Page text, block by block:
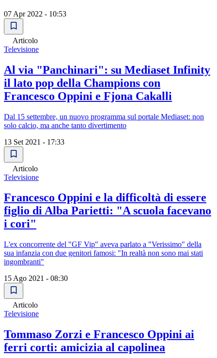
07 Apr 2022 - 10:53
Articolo
Televisione
Al via "Panchinari": su Mediaset Infinity
il lato pop della Champions con
Francesco Oppini e Fjona Cakalli
Dal 15 settembre, un nuovo programma sul portale Mediaset: non
solo calcio, ma anche tanto divertimento
13 Set 2021 - 17:33
Articolo
Televisione
Francesco Oppini e la difficoltà di essere
figlio di Alba Parietti: "A scuola facevano
i cori"
L'ex concorrente del "GF Vip" aveva parlato a "Verissimo" della
sua infanzia con due genitori famosi: "In realtà non sono mai stati
ingombranti"
15 Ago 2021 - 08:30
Articolo
Televisione
Tommaso Zorzi e Francesco Oppini ai
ferri corti: amicizia al capolinea